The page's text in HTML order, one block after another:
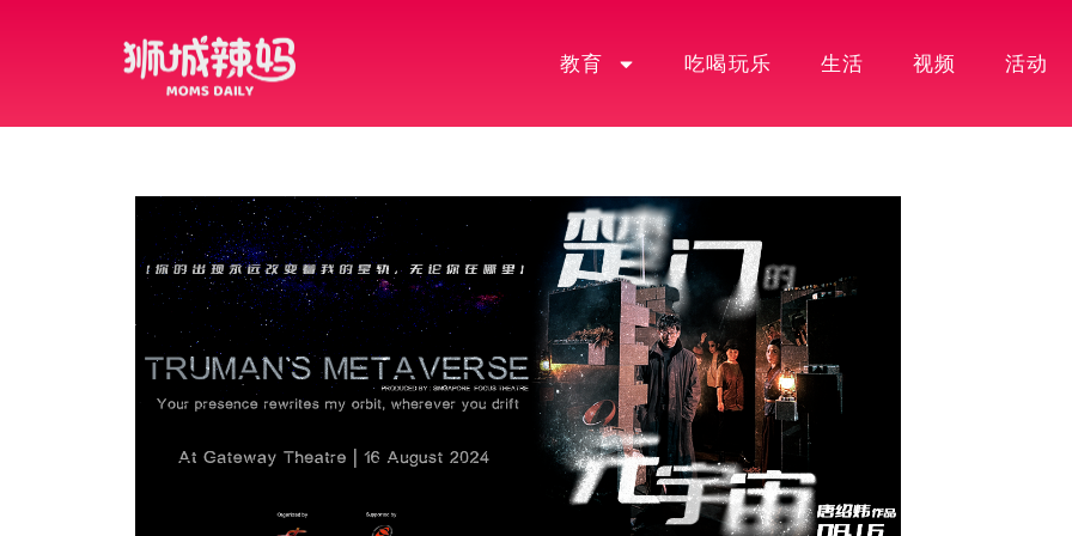
教育 吃喝玩乐 生活 视频 活动